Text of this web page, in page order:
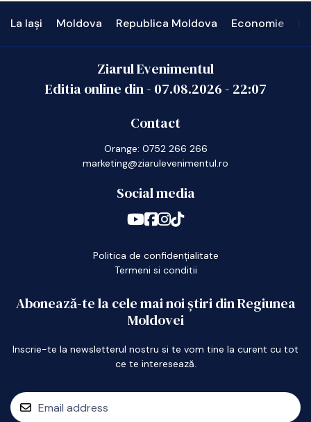
La Iași Moldova Republica Moldova Economie
Ziarul Evenimentul
Editia online din - 07.08.2026- 22:07
Contact
Orange: 0752 266 266
marketing@ziarulevenimentul.ro
Social media
Politica de confidențialitate
Termeni si conditii
Abonează-te la cele mai noi știri din Regiunea
Moldovei
Inscrie-te la newsletterul nostru si te vom tine la curent cu tot
ce te interesează.